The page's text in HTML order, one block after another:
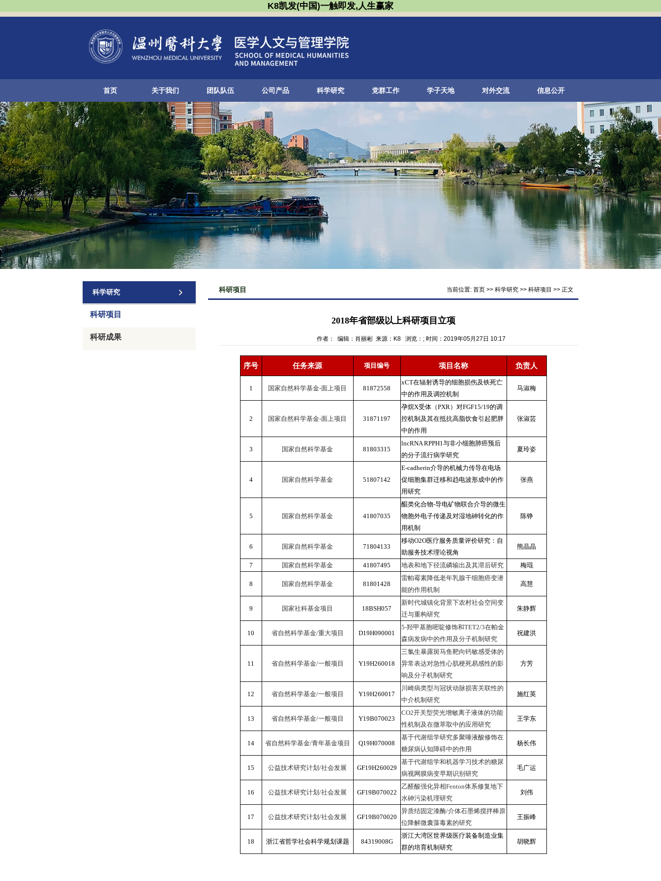
K8凯发(中国)一触即发,人生赢家
首页 关于我们 团队队伍 公司产品 科学研究 党群工作 学子天地 对外交流 信息公开
科学研究
科研项目
科研成果
科研项目 当前位置: 首页 >> 科学研究 >> 科研项目 >> 正文
2018年省部级以上科研项目立项
作者： 编辑：肖丽彬 来源：K8 浏览： ; 时间：2019年05月27日 10:17
序号 任务来源 项目编号 项目名称 负责人
1 国家自然科学基金-面上项目 81872558
xCT在辐射诱导的细胞损伤及铁死亡
中的作用及调控机制
马淑梅
2 国家自然科学基金-面上项目 31871197
孕烷X受体（PXR）对FGF15/19的调
控机制及其在抵抗高脂饮食引起肥胖
中的作用
张淑芸
3 国家自然科学基金 81803315
lncRNA RPPH1与非小细胞肺癌预后
的分子流行病学研究
夏玲姿
4 国家自然科学基金 51807142
E-cadherin介导的机械力传导在电场
促细胞集群迁移和趋电波形成中的作
用研究
张燕
5 国家自然科学基金 41807035
醌类化合物-导电矿物联合介导的微生
物胞外电子传递及对湿地砷转化的作
用机制
陈铮
6 国家自然科学基金 71804133
移动O2O医疗服务质量评价研究：自
助服务技术理论视角
熊晶晶
7 国家自然科学基金 41807495 地表和地下径流磷输出及其滞后研究 梅琨
8 国家自然科学基金 81801428
雷帕霉素降低老年乳腺干细胞癌变潜
能的作用机制
高慧
9 国家社科基金项目 18BSH057
新时代城镇化背景下农村社会空间变
迁与重构研究
朱静辉
10 省自然科学基金/重大项目 D19H090001
5-羟甲基胞嘧啶修饰和TET2/3在帕金
森病发病中的作用及分子机制研究
祝建洪
11 省自然科学基金/一般项目 Y19H260018
三氯生暴露斑马鱼靶向钙敏感受体的
异常表达对急性心肌梗死易感性的影
响及分子机制研究
方芳
12 省自然科学基金/一般项目 Y19H260017
川崎病类型与冠状动脉损害关联性的
中介机制研究
施红英
13 省自然科学基金/一般项目 Y19B070023
CO2开关型荧光增敏离子液体的功能
性机制及在微萃取中的应用研究
王学东
14 省自然科学基金/青年基金项目 Q19H070008
基于代谢组学研究多聚唾液酸修饰在
糖尿病认知障碍中的作用
杨长伟
15 公益技术研究计划/社会发展 GF19H260029
基于代谢组学和机器学习技术的糖尿
病视网膜病变早期识别研究
毛广运
16 公益技术研究计划/社会发展 GF19B070022
乙醛酸强化异相Fenton体系修复地下
水砷污染机理研究
刘伟
17 公益技术研究计划/社会发展 GF19B070020
异质结固定漆酶/介体石墨烯搅拌棒原
位降解微囊藻毒素的研究
王振峰
18 浙江省哲学社会科学规划课题 84319008G
浙江大湾区世界级医疗装备制造业集
群的培育机制研究
胡晓辉